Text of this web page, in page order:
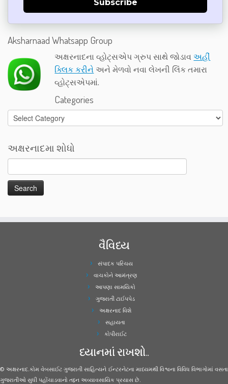
Subscribe
Aksharnaad Whatsapp Group
અક્ષરનાદના વ્હોટ્સએપ ગ્રુપ સાથે જોડાવઅહીં
ક્લિક કરીને અને મેળવો નવા લેખની લિંક તમારા
વ્હોટ્સએપમાં.
Categories
Categories
અક્ષરનાદમા શોધો
વૈવિધ્ય
સંપાદક પરિચય
વાચકોને આમંત્રણ
આપણા સામયિકો
ગુજરાતી ટાઈપપેડ
અક્ષરનાદ વિશે
સહાયતા
કોપીરાઈટ
ધ્યાનમાં રાખશો..
© અક્ષરનાદ.કોમ વેબસાઈટ ગુજરાતી સાહિત્યને ઈન્ટરનેટના માધ્યમથી વિશ્વના વિવિધ વિભાગોમાં વસતા
ગુજરાતીઓ સુધી પહોંચાડવાનો તદ્દન અવ્યાવસાયિક પ્રયાસ છે.